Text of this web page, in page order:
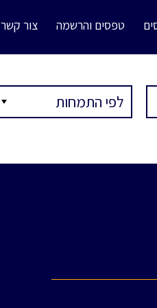
טפסים והרשמה צור קשר